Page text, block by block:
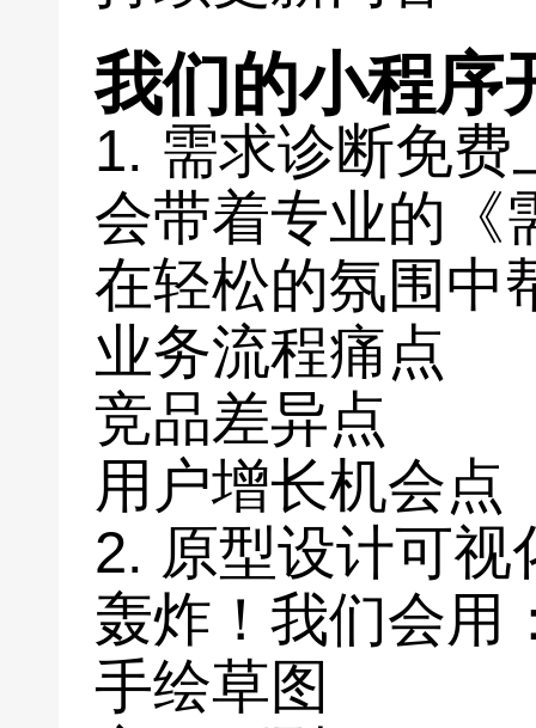
我们的小程序
1. 需求诊断免
会带着专业的《
在轻松的氛围中
业务流程痛点
竞品差异点
用户增长机会点
2. 原型设计可视
轰炸！我们会用
手绘草图